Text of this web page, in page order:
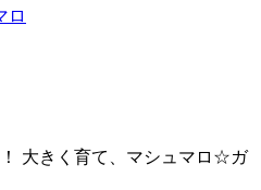
大きく育て、マシュマロ☆ガ